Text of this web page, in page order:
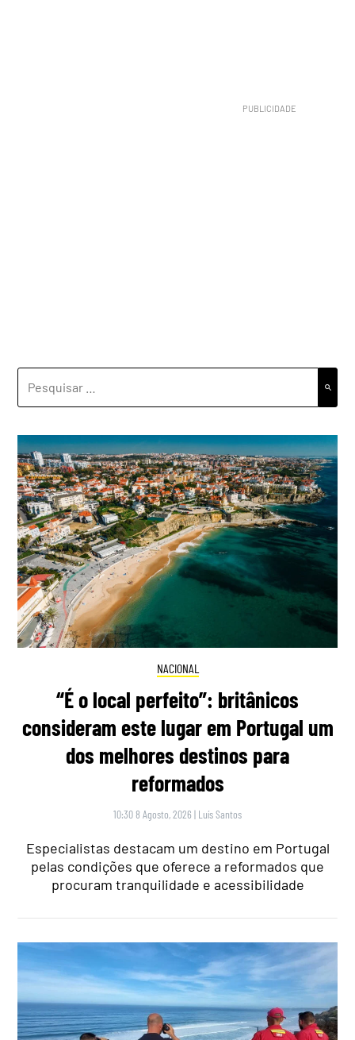
POR:
NACIONAL
“É o local perfeito”: britânicos
consideram este lugar em Portugal um
dos melhores destinos para
reformados
10:30 8 Agosto, 2026 | Luís Santos
Especialistas destacam um destino em Portugal
pelas condições que oferece a reformados que
procuram tranquilidade e acessibilidade